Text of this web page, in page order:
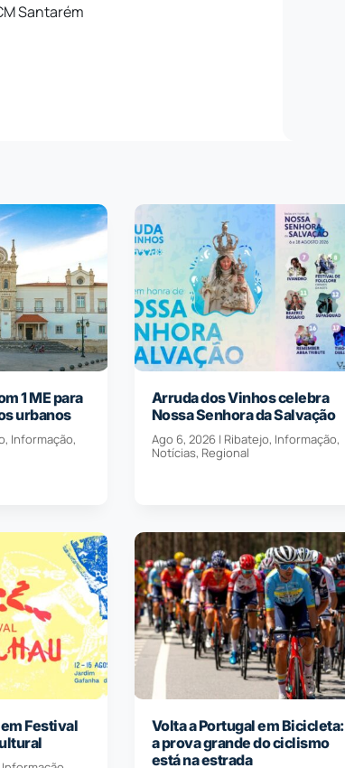
Santarém
1 ME para
urbanos
, Informação,
Arruda dos Vinhos celebra
Nossa Senhora da Salvação
Ago 6, 2026| Ribatejo, Informação,
Notícias, Regional
Festival
Volta a Portugal em Bicicleta:
a prova grande do ciclismo
está na estrada